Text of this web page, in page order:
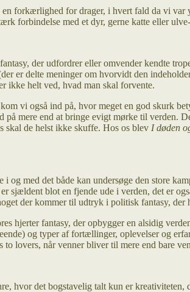
forkærlighed for drager, i hvert fald da vi
forbindelse med et dyr, gerne katte eller
der udfordrer eller omvender kendte
er delte meninger om hvorvidt den
ikke helt ved, hvad man skal forvente.
vi også ind på, hvor meget en god skurk
på mere end at bringe evigt mørke til
skal de helst ikke skuffe. Hos os blev I døden
i og med det både kan undersøge den store
sjældent blot en fjende ude i verden, det er
der kommer til udtryk i politisk fantasy,
hjerter fantasy, der opbygger en alsidig
og typer af fortællinger, oplevelser og
lovers, når venner bliver til mere end bare
hvor det bogstavelig talt kun er